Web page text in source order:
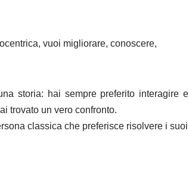
vuoi migliorare, conoscere,
storia: hai sempre preferito interagire e
trovato un vero confronto.
classica che preferisce risolvere i suoi